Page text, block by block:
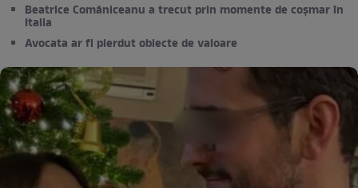
Beatrice Comăniceanu a trecut prin momente de coșmar în
Italia
Avocata ar fi pierdut obiecte de valoare